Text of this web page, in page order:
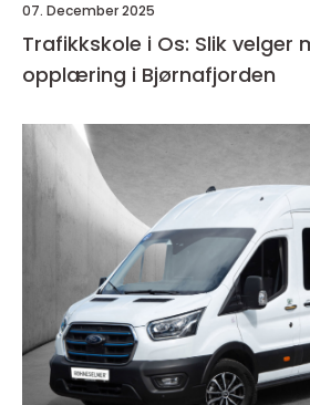
07. December 2025
Trafikkskole i Os: Slik velger
opplæring i Bjørnafjorden